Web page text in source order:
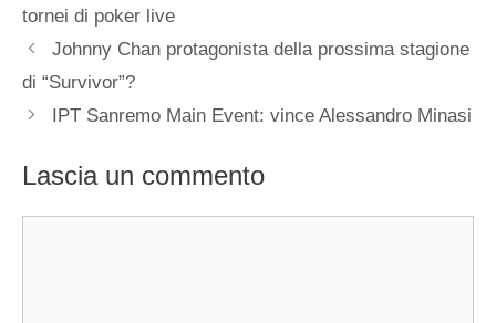
tornei di poker live
Johnny Chan protagonista della prossima stagione
di “Survivor”?
IPT Sanremo Main Event: vince Alessandro Minasi
Lascia un commento